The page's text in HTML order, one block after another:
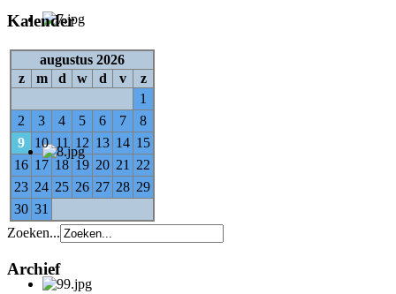
Kalender
augustus 2026
z
m d w d v
z
1
2
3 4 5 6 7
8
9
10 11 12 13 14 15
16 17 18 19 20 21
22
23 24 25 26 27 28 29
30 31
Zoeken...
Archief